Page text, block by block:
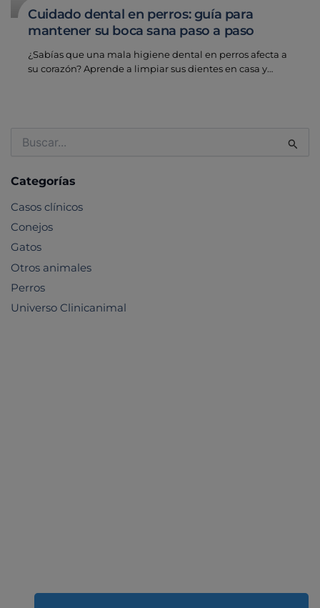
Cuidado dental en perros: guía para
mantener su boca sana paso a paso
¿Sabías que una mala higiene dental en perros afecta a
su corazón? Aprende a limpiar sus dientes en casa y…
por:
Categorías
Casos clínicos
Conejos
Gatos
Otros animales
Perros
Universo Clinicanimal